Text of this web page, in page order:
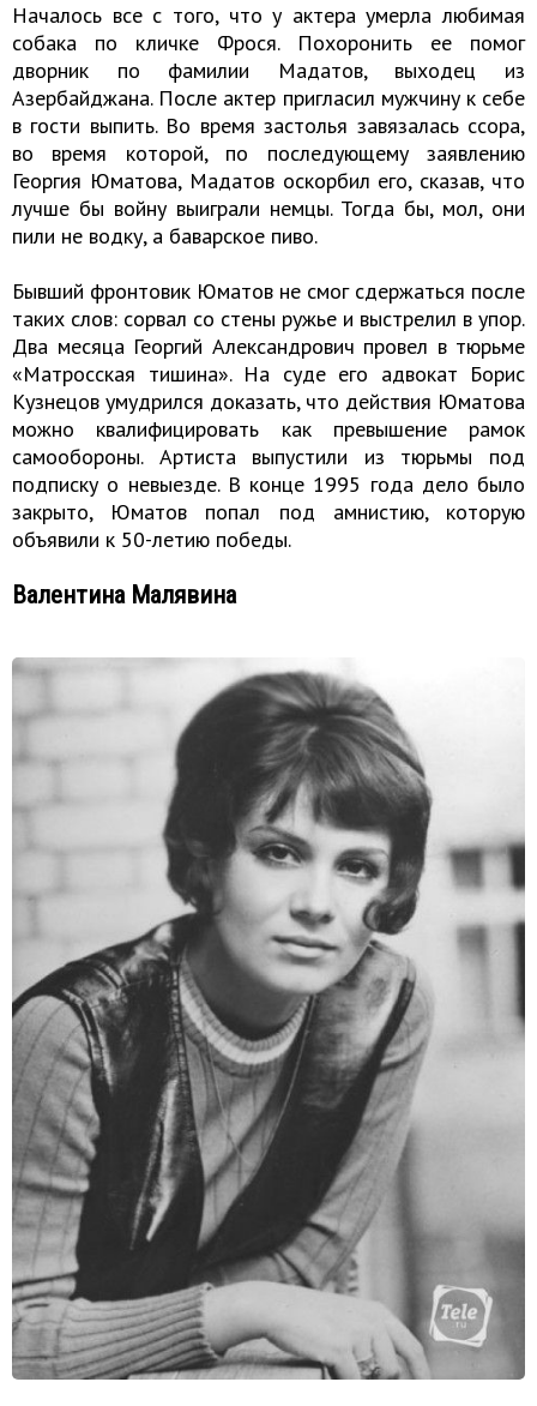
Началось все с того, что у актера умерла любимая
собака по кличке Фрося. Похоронить ее помог
дворник по фамилии Мадатов, выходец из
Азербайджана. После актер пригласил мужчину к себе
в гости выпить. Во время застолья завязалась ссора,
во время которой, по последующему заявлению
Георгия Юматова, Мадатов оскорбил его, сказав, что
лучше бы войну выиграли немцы. Тогда бы, мол, они
пили не водку, а баварское пиво.
Бывший фронтовик Юматов не смог сдержаться после
таких слов: сорвал со стены ружье и выстрелил в упор.
Два месяца Георгий Александрович провел в тюрьме
«Матросская тишина». На суде его адвокат Борис
Кузнецов умудрился доказать, что действия Юматова
можно квалифицировать как превышение рамок
самообороны. Артиста выпустили из тюрьмы под
подписку о невыезде. В конце 1995 года дело было
закрыто, Юматов попал под амнистию, которую
объявили к 50-летию победы.
Валентина Малявина